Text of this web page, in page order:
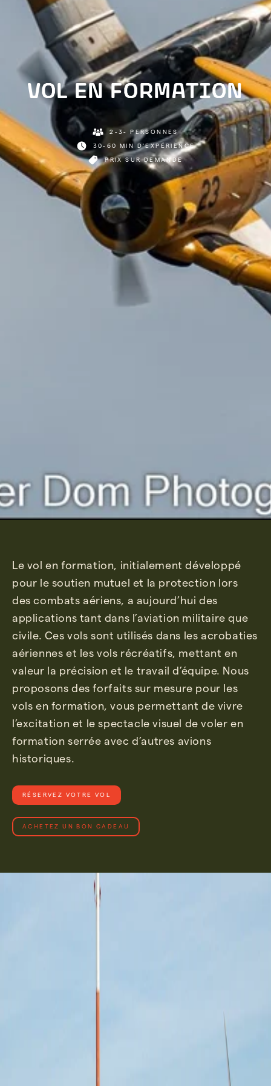
VOL EN FORMATION
2-3- PERSONNES
30-60 MIN D'EXPÉRIENCE
PRIX SUR DEMANDE
Le vol en formation, initialement développé
pour le soutien mutuel et la protection lors
des combats aériens, a aujourd’hui des
applications tant dans l’aviation militaire que
civile. Ces vols sont utilisés dans les acrobaties
aériennes et les vols récréatifs, mettant en
valeur la précision et le travail d’équipe. Nous
proposons des forfaits sur mesure pour les
vols en formation, vous permettant de vivre
l’excitation et le spectacle visuel de voler en
formation serrée avec d’autres avions
historiques.
RÉSERVEZ VOTRE VOL
ACHETEZ UN BON CADEAU